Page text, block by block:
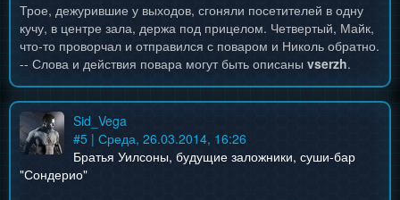
Трое, дежурившие у выходов, сгоняли посетителей в одну
кучу, в центре зала, держа под прицелом. Четвертый, Майк,
что-то проворчал и отправился с поваром и Николь обратно.
-- Слова и действия повара могут быть описаны vserzh.
Sid_Vega
#5 | Среда, 26.03.2014, 16:26
Братья Уилсоны, будущие заложники, суши-бар
"Сондерио"